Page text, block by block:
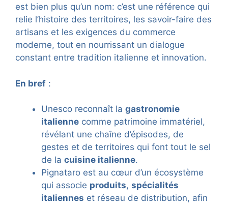
est bien plus qu’un nom: c’est une référence qui
relie l’histoire des territoires, les savoir-faire des
artisans et les exigences du commerce
moderne, tout en nourrissant un dialogue
constant entre tradition italienne et innovation.
En bref :
Unesco reconnaît la gastronomie
italienne comme patrimoine immatériel,
révélant une chaîne d’épisodes, de
gestes et de territoires qui font tout le sel
de la cuisine italienne.
Pignataro est au cœur d’un écosystème
qui associe produits, spécialités
italiennes et réseau de distribution, afin